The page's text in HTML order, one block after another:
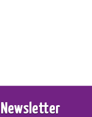
Newsletter